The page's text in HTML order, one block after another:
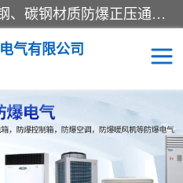
防爆正压分析小屋；不锈钢、碳钢材质防爆正压通风柜，分上下、左右、外挂三种款式；立式、挂式防爆配电柜体；不锈钢、碳钢防爆变频、磁力、星三角启动器；不锈钢、碳钢、铸铝防爆控制箱柜；可操作按键、多块式防爆仪表箱；多材质防爆接线箱；台式防爆电脑、防爆监视器。产品适配石油、化工、煤炭、电力、纺织、酿酒、航天、铁路、冶金、船舶、消防、市政等多行业工况使用。
气有限公司
防爆正压柜
防爆配电箱